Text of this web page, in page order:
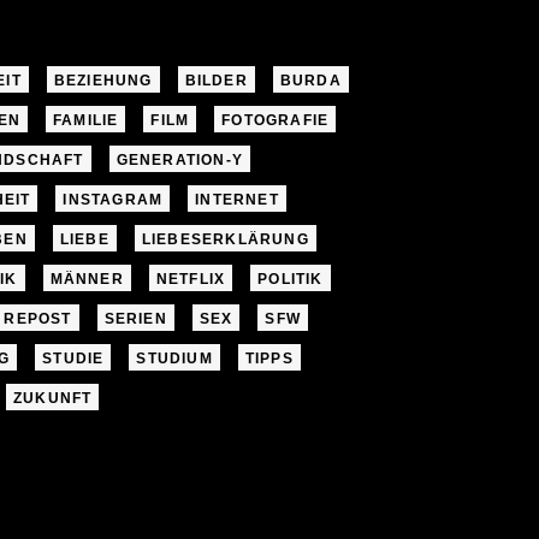
BEZIEHUNG BILDER BURDA
FAMILIE FILM FOTOGRAFIE
GENERATION-Y
INSTAGRAM INTERNET
LIEBE LIEBESERKLÄRUNG
MÄNNER NETFLIX POLITIK
REPOST SERIEN SEX SFW
STUDIE STUDIUM TIPPS
ZUKUNFT